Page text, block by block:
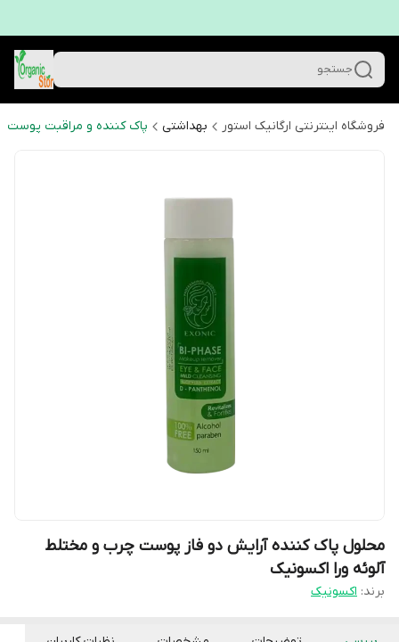
جستجو
فروشگاه اینترنتی ارگانیک استور بهداشتی پاک کننده و مراقبت پوست
محلول پاک کننده آرایش دو فاز پوست چرب و مختلط
آلوئه ورا اکسونیک
برند: اکسونیک